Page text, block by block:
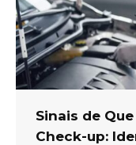
Sinais de
Check-up: